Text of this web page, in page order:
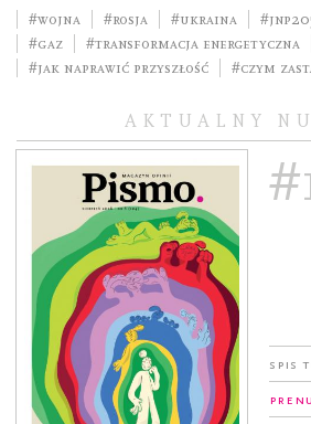
#wojna #Rosja #Ukraina
#gaz
#transformacja energetyczna
#jak naprawić przyszłość
#Czym
AKTUALNY
Spis